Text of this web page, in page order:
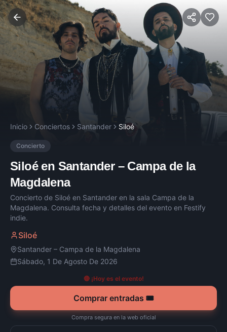
Inicio Conciertos Santander Siloé
Concierto
Siloéen Santander– Campa de la
Magdalena
Concierto de Siloé en Santander en la sala Campa de la
Magdalena. Consulta fecha y detalles del evento en Festify
indie.
Siloé
Santander – Campa de la Magdalena
Sábado, 1 De Agosto De 2026
🔴 ¡Hoy es el evento!
Comprar entradas 🎟️
Compra segura en la web oficial